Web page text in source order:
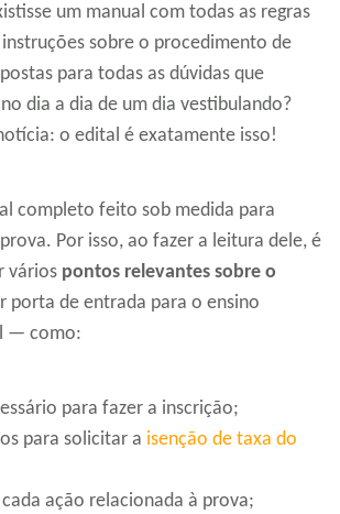
um manual com todas as regras
instruções sobre o procedimento de
para todas as dúvidas que
dia a dia de um dia vestibulando?
o edital é exatamente isso!
completo feito sob medida para
Por isso, ao fazer a leitura dele, é
vários pontos relevantes sobre o
porta de entrada para o ensino
— como:
para fazer a inscrição;
para solicitar a isenção de taxa do
ação relacionada à prova;